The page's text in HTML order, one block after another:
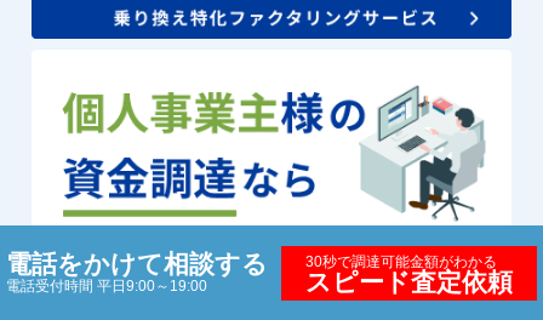
電話をかけて相談する
電話受付時間 平日9:00～19:00
30秒で調達可能金額がわかる
スピード査定依頼